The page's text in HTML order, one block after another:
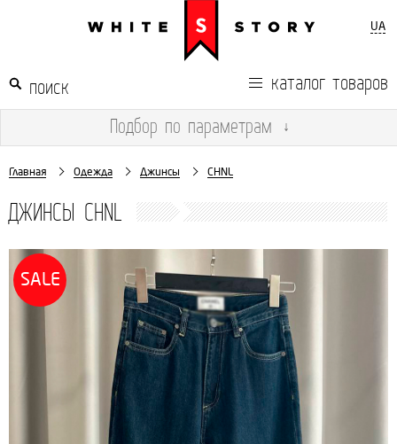
UA
каталог товаров
Подбор по параметрам ↓
Главная Одежда Джинсы CHNL
ДЖИНСЫ CHNL
SALE